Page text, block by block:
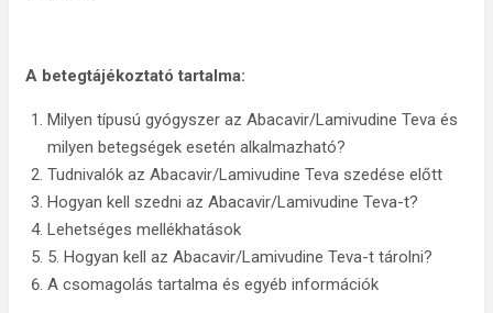
A betegtájékoztató tartalma:
Milyen típusú gyógyszer az Abacavir/Lamivudine Teva és
milyen betegségek esetén alkalmazható?
Tudnivalók az Abacavir/Lamivudine Teva szedése előtt
Hogyan kell szedni az Abacavir/Lamivudine Teva-t?
Lehetséges mellékhatások
5. Hogyan kell az Abacavir/Lamivudine Teva-t tárolni?
A csomagolás tartalma és egyéb információk